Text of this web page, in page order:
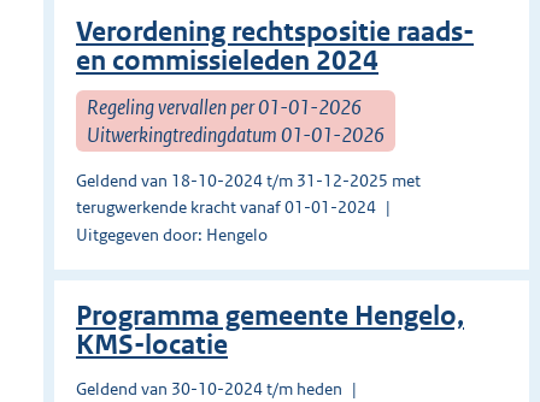
Verordening rechtspositie raads-
en commissieleden 2024
Regeling vervallen per 01-01-2026
Uitwerkingtredingdatum 01-01-2026
Geldend van 18-10-2024 t/m 31-12-2025 met
terugwerkende kracht vanaf 01-01-2024
Uitgegeven door: Hengelo
Programma gemeente Hengelo,
KMS-locatie
Geldend van 30-10-2024 t/m heden